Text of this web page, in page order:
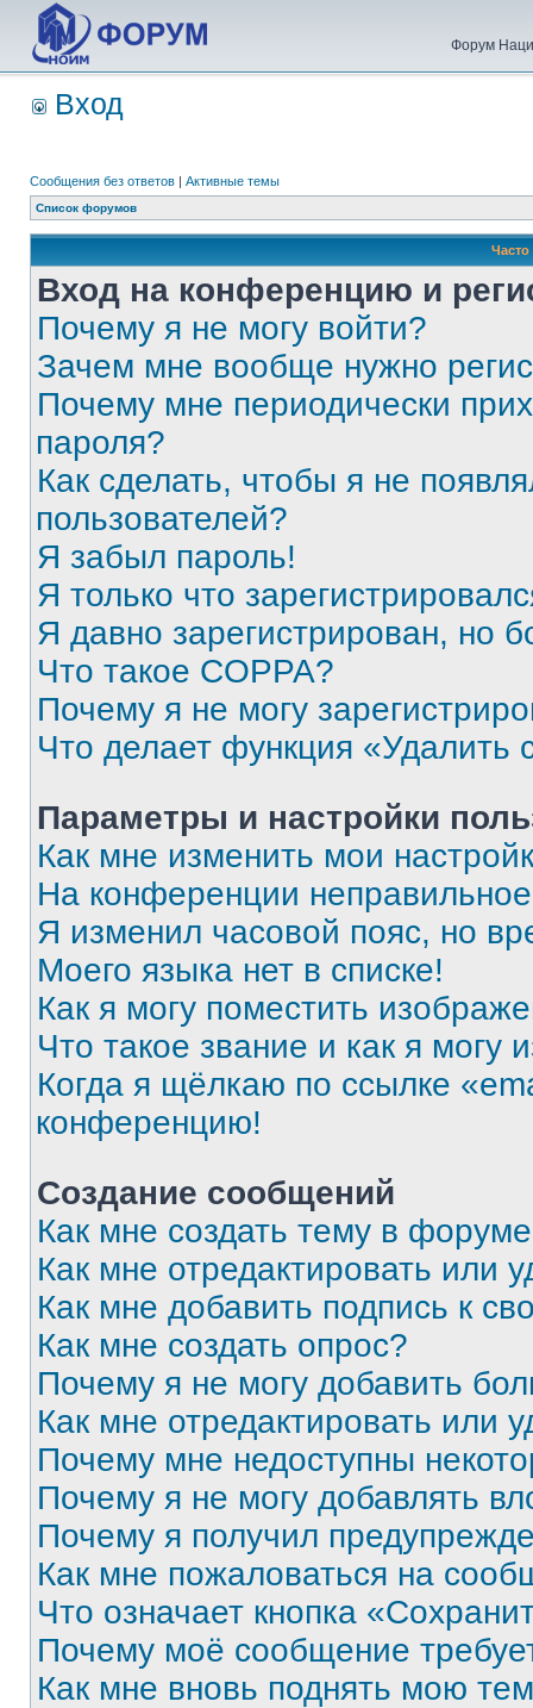
Форум
Вход
Сообщения без ответов | Активные темы
Список форумов
Вход на конференцию и
Почему я не могу войти?
Зачем мне вообще нужно
Почему мне периодически
пароля?
Как сделать, чтобы я не
пользователей?
Я забыл пароль!
Я только что
Я давно зарегистрирован, но
Что такое COPPA?
Почему я не могу
Что делает функция «Удалить
Параметры и настройки
Как мне изменить мои
На конференции
Я изменил часовой пояс, но
Моего языка нет в списке!
Как я могу поместить
Что такое звание и как я могу
Когда я щёлкаю по ссылке
конференцию!
Создание сообщений
Как мне создать тему в
Как мне отредактировать или
Как мне добавить подпись к
Как мне создать опрос?
Почему я не могу добавить
Как мне отредактировать или
Почему мне недоступны
Почему я не могу добавлять
Почему я получил
Как мне пожаловаться на
Что означает кнопка
Почему моё сообщение
Как мне вновь поднять мою